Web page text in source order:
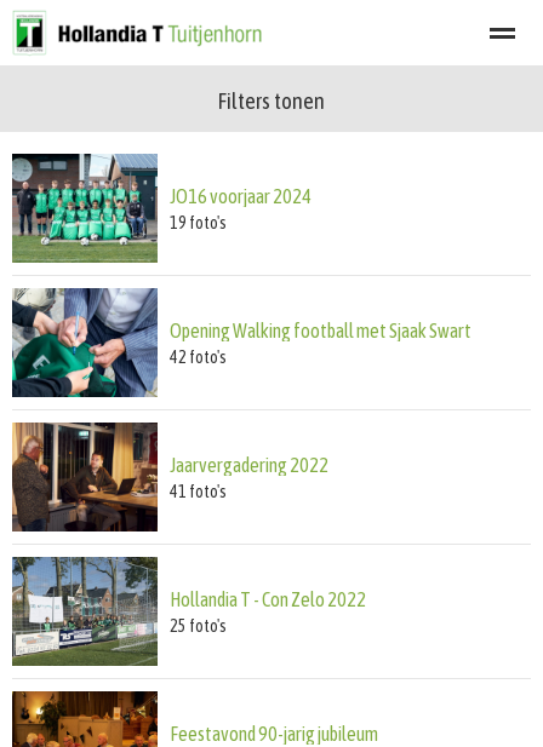
Afgelastingen
Home Zoeken Nieuws
Filters tonen
JO16 voorjaar 2024
19 foto's
Opening Walking football met Sjaak Swart
42 foto's
Jaarvergadering 2022
41 foto's
Hollandia T - Con Zelo 2022
25 foto's
Feestavond 90-jarig jubileum